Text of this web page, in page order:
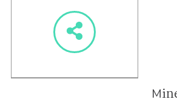
Mine de rien, les fermes québécoises sont de grandes utilisatrices de plastique. Pellicules